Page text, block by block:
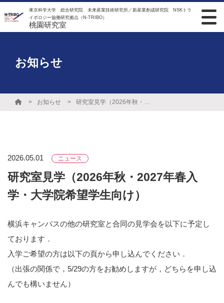
東京科学大学 総合研究院 未来産業技術研究所／新産業創成研究院 NSKトラ
イボロジー協働研究拠点（N-TRIBO）
桃園研究室
お知らせ
お知らせ 研究室見学（2026年秋・2027年春入学・大学院希望学生向け）
2026.05.01 ニュース
研究室見学（2026年秋・2027年春入
学・大学院希望学生向け）
横浜キャンパスの他の研究室と合同の見学会を以下に予定し
ております．
入学ご希望の方は以下の頁から申し込んでください．
（出張の関係で，5/29の方をお勧めしますが，どちらを申し込
んでも構いません）